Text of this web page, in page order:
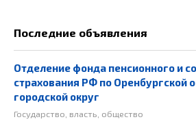
Последние объявления
Отделение фонда пенсионного и
страхования РФ по Оренбургской
городской округ
Государство, власть, общество